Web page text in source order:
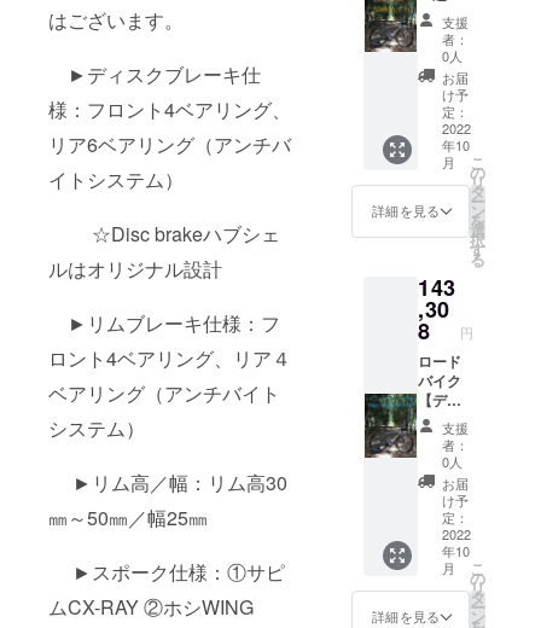
はございます。
►ディスクブレーキ仕
様：フロント4ベアリング、
リア6ベアリング（アンチバ
イトシステム）
☆Disc brakeハブシェ
ルはオリジナル設計
►リムブレーキ仕様：フ
ロント4ベアリング、リア４
ベアリング（アンチバイト
システム）
►リム高／幅：リム高30
㎜～50㎜／幅25㎜
►スポーク仕様：①サピ
ムCX-RAY ②ホシWING
ホイー
ル完成
組で
す。車
体、タ
イヤ、
チュー
ブなど
付属品
以外は
含まれ
ませ
ん。
対象製
品のリ
ムは写
真と異
なる場
合がご
ざいま
す。 ※
ホイー
ル完成
組で
す。車
体、タ
チュー
ブなど
付属品
以外は
含まれ
ませ
ん。
F:24H/
R24H
SAPIM
:CX-
RAY
black（
開放
組） 真
鍮ニッ
プル：
黒 ※開
放組み
はス
がクロ
スする
場合、
捩じら
ない組
み方で
す。 ※
イメー
ジ写真
は、リ
ム高の
選択で
ご参考
にして
くださ
い。 ※
対象製
品のリ
50ｍｍ
ハイト
【ディ
スクブ
レー
キ】仕
様カー
ボンホ
イール
30%off
+送料
通常販
売価格
円税込
※2022.6
月時点
カーボ
ンリム
700c（
UDマッ
トクリ
ア仕上
げ）
F:24H/
R24H
SAPIM
:CX-
RAY
black（
開放
組） 真
支援
者：
0人
お届
け予
定：
2022
年10
月
詳細を見る
こ
の
リ
タ
ー
ン
を
選
択
す
る
143
,30
8 円
ロード
バイク
【ディ
スクブ
レー
キ】仕
様カー
ボンホ
イール
25%off
+送料
通常販
売価格
188,144
支援
者：
0人
お届
け予
定：
2022
年10
月
詳細を見る
こ
の
リ
タ
ー
ン